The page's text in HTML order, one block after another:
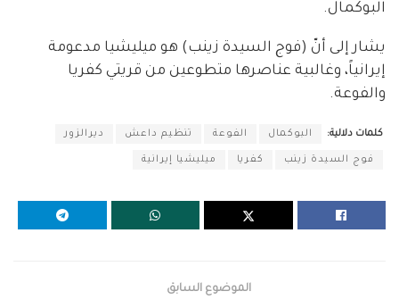
البوكمال.
يشار إلى أنّ (فوج السيدة زينب) هو ميليشيا مدعومة
إيرانياً، وغالبية عناصرها متطوعين من قريتي كفريا
والفوعة.
كلمات دلالية: البوكمال الفوعة تنظيم داعش ديرالزور
فوج السيدة زينب كفريا ميليشيا إيرانية
الموضوع السابق